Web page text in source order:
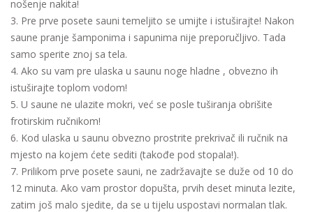
nošenje nakita!
3. Pre prve posete sauni temeljito se umijte i istuširajte! Nakon
saune pranje šamponima i sapunima nije preporučljivo. Tada
samo sperite znoj sa tela.
4. Ako su vam pre ulaska u saunu noge hladne , obvezno ih
istuširajte toplom vodom!
5. U saune ne ulazite mokri, već se posle tuširanja obrišite
frotirskim ručnikom!
6. Kod ulaska u saunu obvezno prostrite prekrivač ili ručnik na
mjesto na kojem ćete sediti (takođe pod stopala!).
7. Prilikom prve posete sauni, ne zadržavajte se duže od 10 do
12 minuta. Ako vam prostor dopušta, prvih deset minuta lezite,
zatim još malo sjedite, da se u tijelu uspostavi normalan tlak.